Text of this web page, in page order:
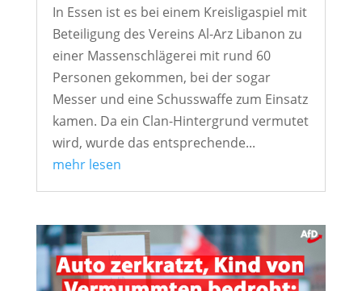
In Essen ist es bei einem Kreisligaspiel mit
Beteiligung des Vereins Al-Arz Libanon zu
einer Massenschlägerei mit rund 60
Personen gekommen, bei der sogar
Messer und eine Schusswaffe zum Einsatz
kamen. Da ein Clan-Hintergrund vermutet
wird, wurde das entsprechende...
mehr lesen